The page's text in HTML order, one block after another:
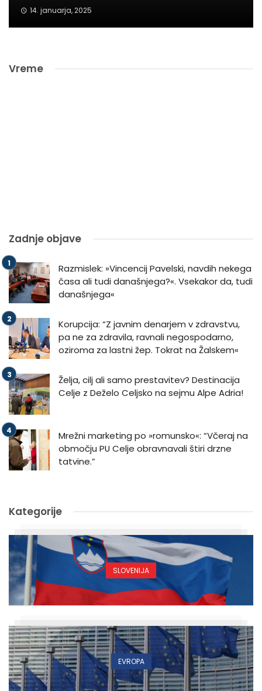
14. januarja, 2025
Vreme
Zadnje objave
Razmislek: »Vincencij Pavelski, navdih nekega
časa ali tudi današnjega?«. Vsekakor da, tudi
današnjega«
Korupcija: “Z javnim denarjem v zdravstvu,
pa ne za zdravila, ravnali negospodarno,
oziroma za lastni žep. Tokrat na Žalskem«
Želja, cilj ali samo prestavitev? Destinacija
Celje z Deželo Celjsko na sejmu Alpe Adria!
Mrežni marketing po »romunsko«: “Včeraj na
območju PU Celje obravnavali štiri drzne
tatvine.”
Kategorije
SLOVENIJA
EVROPA